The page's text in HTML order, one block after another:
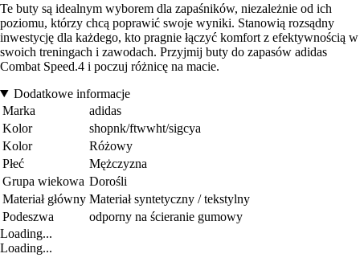
Te buty są idealnym wyborem dla zapaśników, niezależnie od ich
poziomu, którzy chcą poprawić swoje wyniki. Stanowią rozsądny
inwestycję dla każdego, kto pragnie łączyć komfort z efektywnością w
swoich treningach i zawodach. Przyjmij buty do zapasów adidas
Combat Speed.4 i poczuj różnicę na macie.
Dodatkowe informacje
Marka
adidas
Kolor
shopnk/ftwwht/sigcya
Kolor
Różowy
Płeć
Mężczyzna
Grupa wiekowa Dorośli
Materiał główny Materiał syntetyczny / tekstylny
Podeszwa
odporny na ścieranie gumowy
Loading...
Loading...